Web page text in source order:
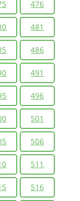
476
481
486
491
496
501
506
511
516